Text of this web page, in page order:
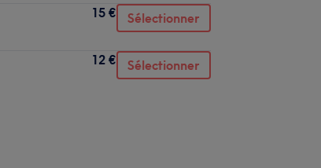
15 € Sélectionner
12 € Sélectionner